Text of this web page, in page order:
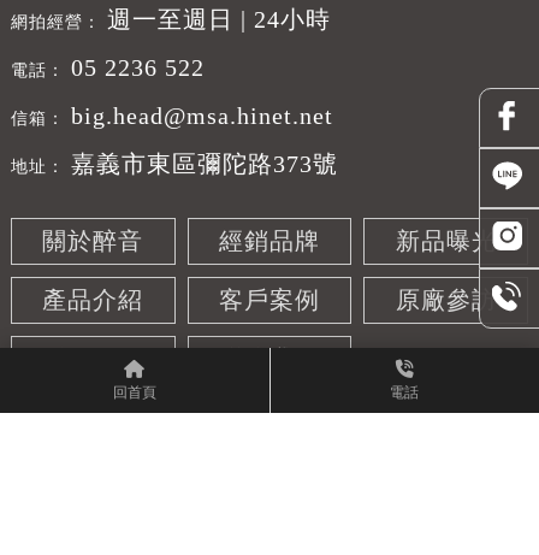
回首頁 電話
05 2236 522
big.head@msa.hinet.net
嘉義市東區彌陀路373號
週一至週日 | 24小時
關於醉音 經銷品牌 新品曝光
產品介紹 客戶案例 原廠參訪
活動紀錄